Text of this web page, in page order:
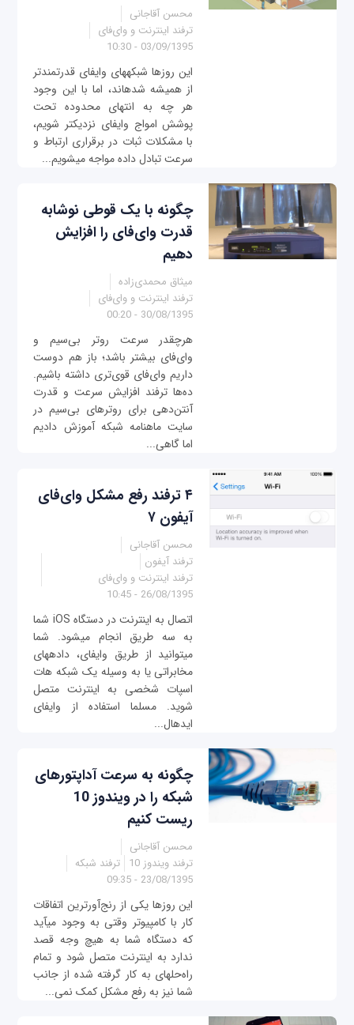
محسن آقاجانی
ترفند اینترنت و وای‌فای
03/09/1395 - 10:30
این روزها شبکه‎های وای‎فای قدرتمندتر
از همیشه شده‎اند، اما با این وجود
هر چه به انتهای محدوده تحت
پوشش امواج وای‎فای نزدیک‎تر شویم،
با مشکلات ثبات در برقراری ارتباط و
سرعت تبادل داده مواجه می‎شويم...
چگونه با یک قوطی نوشابه
قدرت وای‌فای را افزایش
دهیم
میثاق محمدی‌زاده
ترفند اینترنت و وای‌فای
30/08/1395 - 00:20
هرچقدر سرعت روتر بی‌سیم و
وای‌فای بیشتر باشد؛ باز هم دوست
داریم وای‌فای قوی‌تری داشته باشیم.
ده‌ها ترفند افزایش سرعت و قدرت
آنتن‌دهی برای روترهای بی‌سیم در
سایت ماهنامه شبکه آموزش دادیم
اما گاهی...
۴ ترفند رفع مشکل وای‌فای
آیفون ۷
محسن آقاجانی
ترفند آیفون
ترفند اینترنت و وای‌فای
26/08/1395 - 10:45
اتصال به اینترنت در دستگاه iOS شما
به سه طریق انجام می‎شود. شما
می‎توانید از طریق وای‎فای، داده‎های
مخابراتی یا به وسیله یک شبکه هات
اسپات شخصی به اینترنت متصل
شويد. مسلما استفاده از وای‎فای
ایده‎ال‎...
چگونه به سرعت آداپتورهای
شبکه را در ویندوز 10
ریست کنیم
محسن آقاجانی
ترفند ویندوز 10
ترفند شبکه
23/08/1395 - 09:35
این روزها یکی از رنج‌آورترین اتفاقات
کار با کامپیوتر وقتی به وجود می‎آید
که دستگاه شما به هیچ وجه قصد
ندارد به اینترنت متصل شود و تمام
راه‌حل‎های به کار گرفته شده از جانب
شما نیز به رفع مشکل کمک نمی‎...